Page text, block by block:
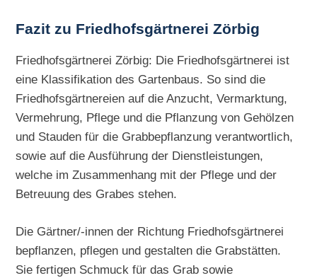
Fazit zu Friedhofsgärtnerei Zörbig
Friedhofsgärtnerei Zörbig: Die Friedhofsgärtnerei ist
eine Klassifikation des Gartenbaus. So sind die
Friedhofsgärtnereien auf die Anzucht, Vermarktung,
Vermehrung, Pflege und die Pflanzung von Gehölzen
und Stauden für die Grabbepflanzung verantwortlich,
sowie auf die Ausführung der Dienstleistungen,
welche im Zusammenhang mit der Pflege und der
Betreuung des Grabes stehen.
Die Gärtner/-innen der Richtung Friedhofsgärtnerei
bepflanzen, pflegen und gestalten die Grabstätten.
Sie fertigen Schmuck für das Grab sowie